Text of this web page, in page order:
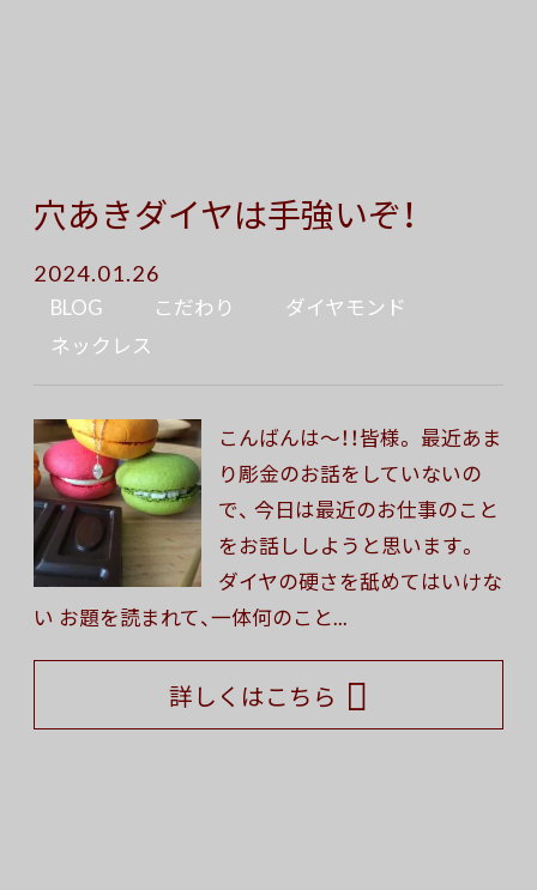
穴あきダイヤは手強いぞ！
2024.01.26
BLOG こだわり
ダイヤモンド
ネックレス
こんばんは〜！！皆様。 最近あま
り彫金のお話をしていないの
で、 今日は最近のお仕事のこと
をお話ししようと思います。
ダイヤの硬さを舐めてはいけな
い お題を読まれて、一体何のこと...
詳しくはこちら